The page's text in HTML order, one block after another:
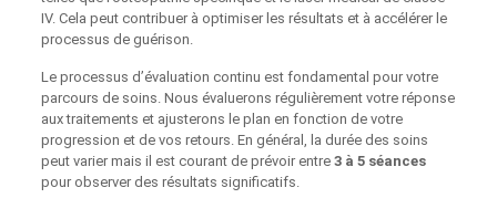
IV. Cela peut contribuer à optimiser les résultats et à accélérer le
processus de guérison.
Le processus d’évaluation continu est fondamental pour votre
parcours de soins. Nous évaluerons régulièrement votre réponse
aux traitements et ajusterons le plan en fonction de votre
progression et de vos retours. En général, la durée des soins
peut varier mais il est courant de prévoir entre 3 à 5 séances
pour observer des résultats significatifs.